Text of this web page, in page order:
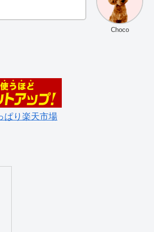
Choco
ぱり楽天市場